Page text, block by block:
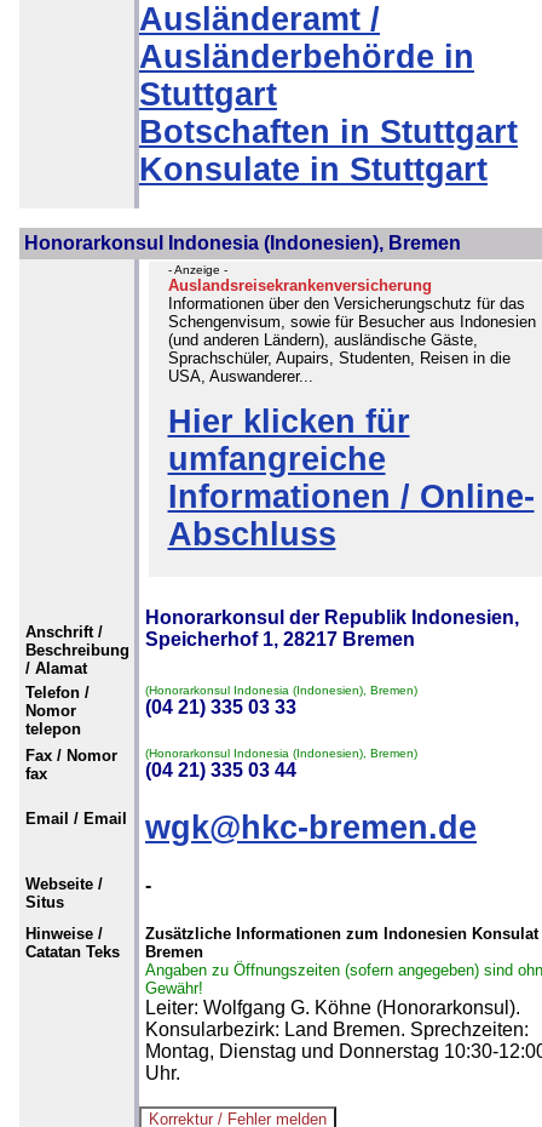
Ausländeramt /
Ausländerbehörde in
Stuttgart
Botschaften in Stuttgart
Konsulate in Stuttgart
Honorarkonsul Indonesia (Indonesien), Bremen
- Anzeige -
Auslandsreisekrankenversicherung
Informationen über den Versicherungschutz für das
Schengenvisum, sowie für Besucher aus Indonesien
(und anderen Ländern), ausländische Gäste,
Sprachschüler, Aupairs, Studenten, Reisen in die
USA, Auswanderer...
Hier klicken für
umfangreiche
Informationen / Online-
Abschluss
Anschrift /
Beschreibung
/ Alamat
Honorarkonsul der Republik Indonesien,
Speicherhof 1, 28217 Bremen
Telefon /
Nomor
telepon
(Honorarkonsul Indonesia (Indonesien), Bremen)
(04 21) 335 03 33
Fax / Nomor
fax
(Honorarkonsul Indonesia (Indonesien), Bremen)
(04 21) 335 03 44
Email / Email wgk@hkc-bremen.de
Webseite /
Situs
-
Hinweise /
Catatan Teks
Zusätzliche Informationen zum Indonesien
Bremen
Angaben zu Öffnungszeiten (sofern angegeben) sind
Gewähr!
Leiter: Wolfgang G. Köhne (Honorarkonsul).
Konsularbezirk: Land Bremen. Sprechzeiten:
Montag, Dienstag und Donnerstag 10:30-
Uhr.